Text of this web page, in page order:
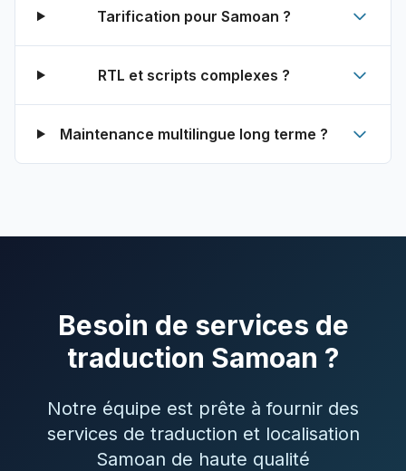
Tarification pour Samoan ?
RTL et scripts complexes ?
Maintenance multilingue long terme ?
Besoin de services de
traduction Samoan ?
Notre équipe est prête à fournir des
services de traduction et localisation
Samoan de haute qualité